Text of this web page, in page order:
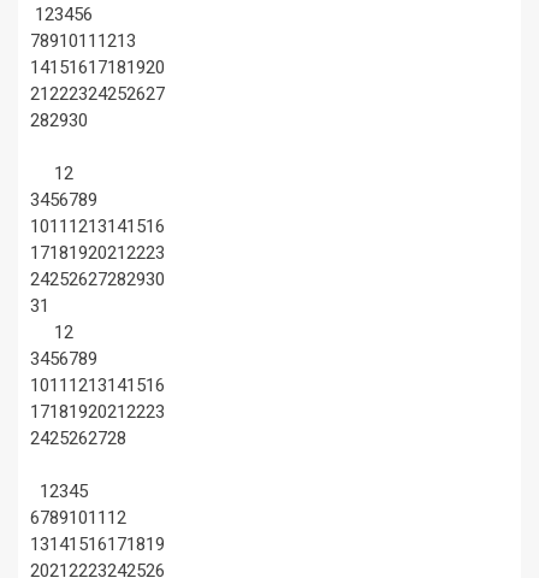
123456
7891011 1213
14151617181920
21222324252627
282930
12
3456789
1011 1213141516
17181920212223
24252627282930
31
12
3456789
1011 1213141516
17181920212223
2425262728
12345
67891011 12
13141516171819
20212223242526